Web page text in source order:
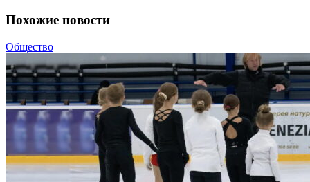
Похожие новости
Общество